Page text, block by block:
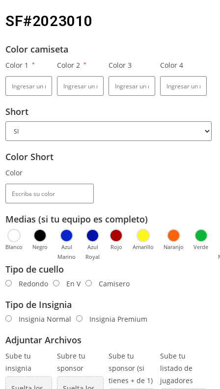
SF#2023010
Color camiseta
Color 1 * Color 2 * Color 3 Color 4
Short
Color Short
Color
Medias (si tu equipo es completo)
Blanco Negro
Azul
Marino
Azul
Royal
Rojo Amarillo Naranjo
Verde
Tipo de cuello
Redondo En V Camisero
Tipo de Insignia
Insignia Normal Insignia Premium
Adjuntar Archivos
Sube tu
insignia
Subre tu
sponsor
Sube tu
sponsor (si
tienes + de 1)
Sube tu
listado de
jugadores